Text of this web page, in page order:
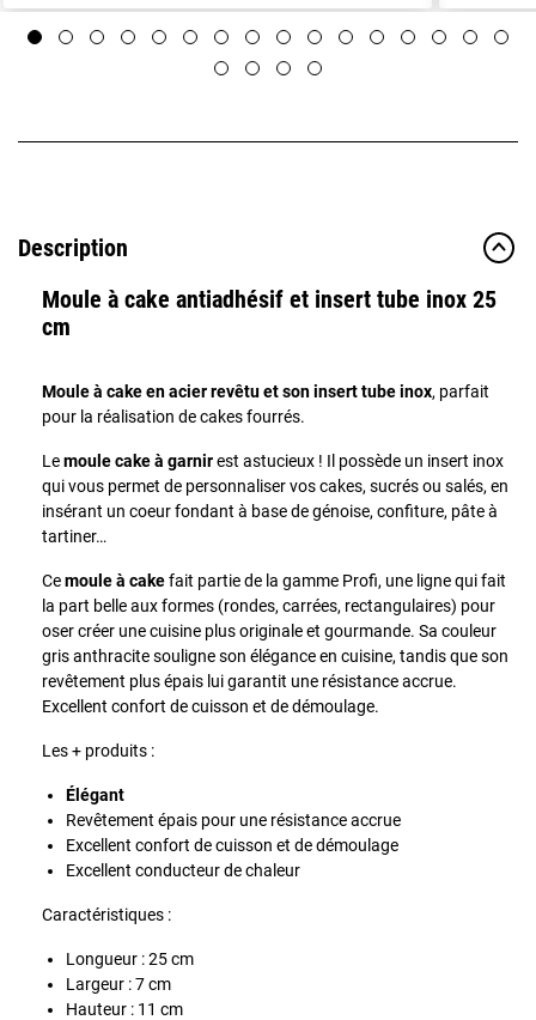
Description
Moule à cake antiadhésif et insert tube inox 25
cm
Moule à cake en acier revêtu et son insert tube inox, parfait
pour la réalisation de cakes fourrés.
Lemoule cake à garnirest astucieux ! Il possède un insert inox
qui vous permet de personnaliser vos cakes, sucrés ou salés, en
insérant un coeur fondant à base de génoise, confiture, pâte à
tartiner…
Cemoule à cakefait partie de la gamme Profi, une ligne qui fait
la part belle aux formes (rondes, carrées, rectangulaires) pour
oser créer une cuisine plus originale et gourmande. Sa couleur
gris anthracite souligne son élégance en cuisine, tandis que son
revêtement plus épais lui garantit une résistance accrue.
Excellent confort de cuisson et de démoulage.
Les + produits :
Élégant
Revêtement épais pour une résistance accrue
Excellent confort de cuisson et de démoulage
Excellent conducteur de chaleur
Caractéristiques :
Longueur : 25 cm
Largeur : 7 cm
Hauteur : 11 cm